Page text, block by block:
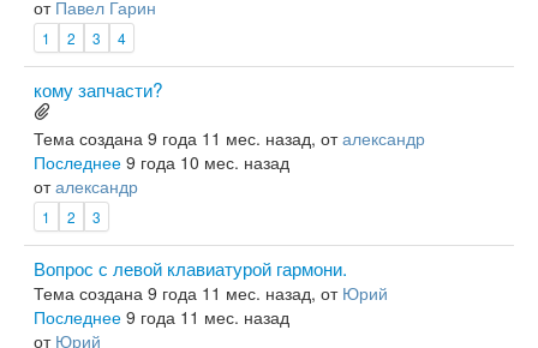
от Павел Гарин
1 2 3 4
кому запчасти?
Тема создана 9 года 11 мес. назад, оталександр
Последнее 9 года 10 мес. назад
оталександр
1 2 3
Вопрос с левой клавиатурой гармони.
Тема создана 9 года 11 мес. назад, от Юрий
Последнее 9 года 11 мес. назад
от Юрий